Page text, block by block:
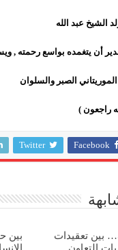
الشيخ عبد الله
أن يتغمده بواسع رحمته ,
الصبر والسلوان
راجعون )
Facebook
Twitter
بين تعقيدات
التعاون
بين